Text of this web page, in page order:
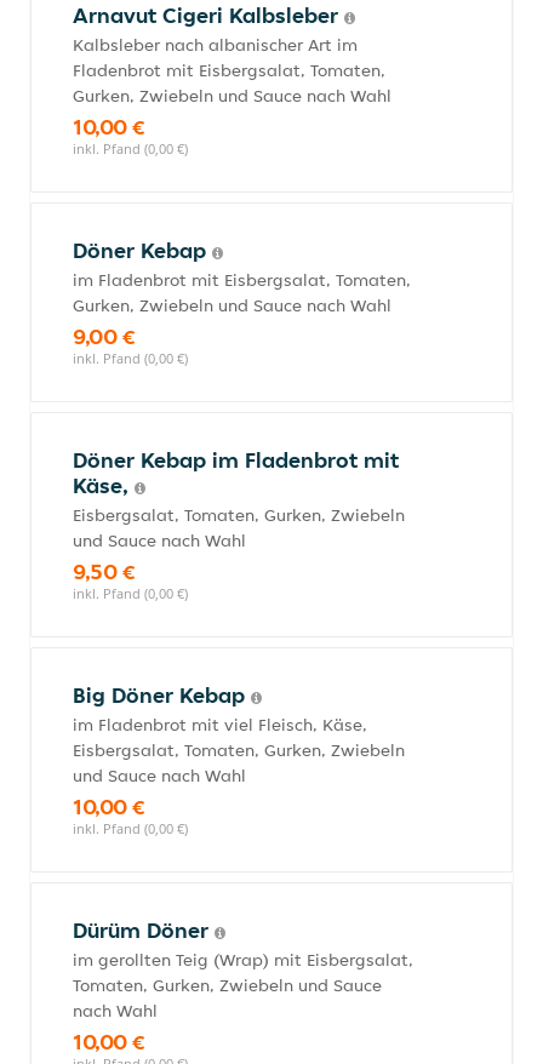
Arnavut Cigeri Kalbsleber
Kalbsleber nach albanischer Art im
Fladenbrot mit Eisbergsalat, Tomaten,
Gurken, Zwiebeln und Sauce nach Wahl
10,00 €
inkl. Pfand (0,00 €)
Döner Kebap
im Fladenbrot mit Eisbergsalat, Tomaten,
Gurken, Zwiebeln und Sauce nach Wahl
9,00 €
inkl. Pfand (0,00 €)
Döner Kebap im Fladenbrot mit
Käse,
Eisbergsalat, Tomaten, Gurken, Zwiebeln
und Sauce nach Wahl
9,50 €
inkl. Pfand (0,00 €)
Big Döner Kebap
im Fladenbrot mit viel Fleisch, Käse,
Eisbergsalat, Tomaten, Gurken, Zwiebeln
und Sauce nach Wahl
10,00 €
inkl. Pfand (0,00 €)
Dürüm Döner
im gerollten Teig (Wrap) mit Eisbergsalat,
Tomaten, Gurken, Zwiebeln und Sauce
nach Wahl
10,00 €